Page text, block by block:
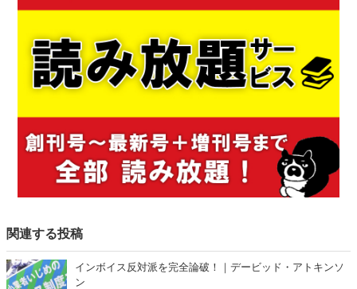
関連する投稿
インボイス反対派を完全論破！｜デービッド・アトキンソ
ン